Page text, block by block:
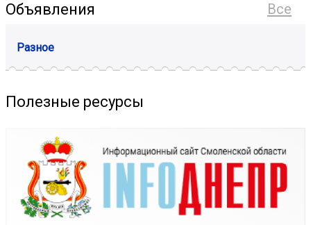
Все
Объявления
Разное
Полезные ресурсы